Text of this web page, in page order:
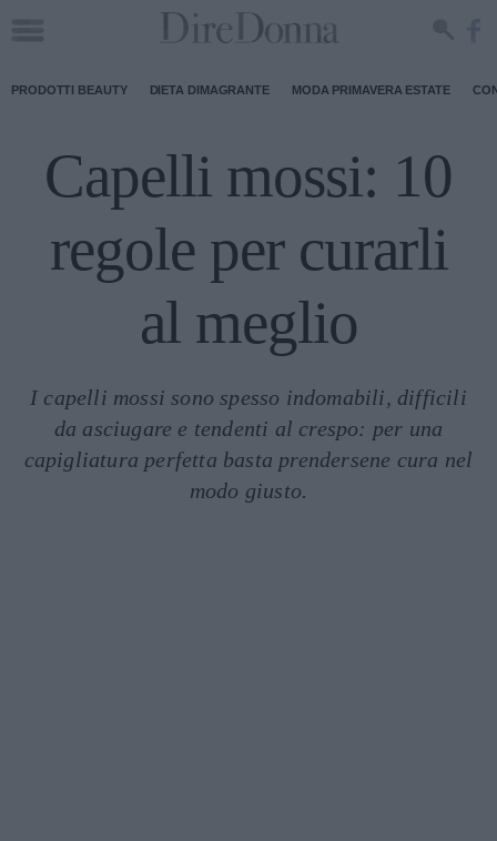
PRODOTTI BEAUTY DIETA DIMAGRANTE MODA PRIMAVERA ESTATE
Capelli mossi: 10
regole per curarli
al meglio
I capelli mossi sono spesso indomabili, difficili
da asciugare e tendenti al crespo: per una
capigliatura perfetta basta prendersene cura nel
modo giusto.